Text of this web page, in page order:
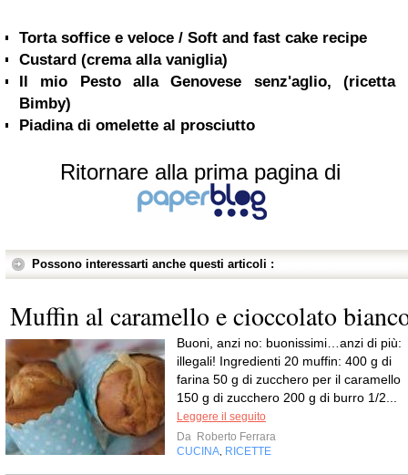
Torta soffice e veloce / Soft and fast cake recipe
Custard (crema alla vaniglia)
Il mio Pesto alla Genovese senz'aglio, (ricetta
Bimby)
Piadina di omelette al prosciutto
Ritornare alla prima pagina di
Possono interessarti anche questi articoli :
Muffin al caramello e cioccolato
Buoni, anzi no: buonissimi…anzi di più:
illegali! Ingredienti 20 muffin: 400 g di
farina 50 g di zucchero per il caramello
150 g di zucchero 200 g di burro 1/2...
Leggere il seguito
Da Roberto Ferrara
CUCINA RICETTE